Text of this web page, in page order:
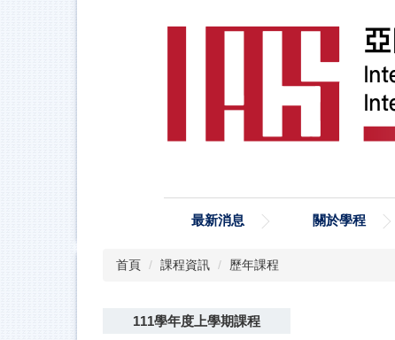
最新消息 關於學程
首頁 課程資訊 歷年課程
111學年度上學期課程